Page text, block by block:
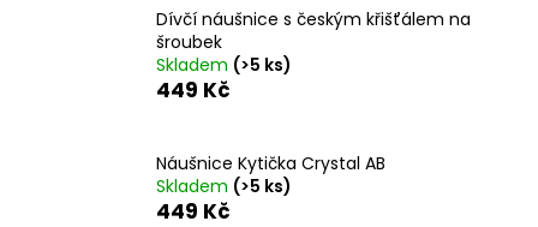
Dívčí náušnice s českým křišťálem na
šroubek
Skladem (>5 ks)
449 Kč
Náušnice Kytička Crystal AB
Skladem (>5 ks)
449 Kč